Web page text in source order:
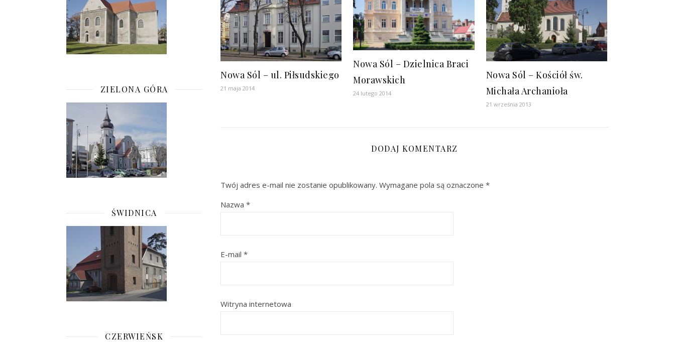
ZIELONA GÓRA
ŚWIDNICA
CZERWIEŃSK
Nowa Sól – ul. Piłsudskiego
21 maja 2014
Nowa Sól – Dzielnica Braci
Morawskich
24 lutego 2014
Nowa Sól – Kościół św.
Michała Archanioła
21 września 2013
DODAJ KOMENTARZ
Twój adres e-mail nie zostanie opublikowany. Wymagane pola są oznaczone *
Nazwa *
E-mail *
Witryna internetowa